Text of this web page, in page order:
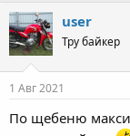
c
t
i
o
n
s
user
Тру байкер
1 Авг 2021
По щебеню